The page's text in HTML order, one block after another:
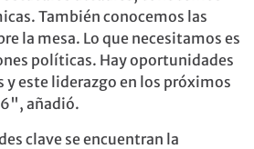
También conocemos las
la mesa. Lo que necesitamos es
políticas. Hay oportunidades
y este liderazgo en los próximos
añadió.
clave se encuentran la